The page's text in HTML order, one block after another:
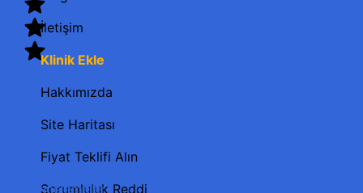
7 İncelemeler
İletişim
Klinik Ekle
Hakkımızda
Site Haritası
Fiyat Teklifi Alın
Sorumluluk Reddi